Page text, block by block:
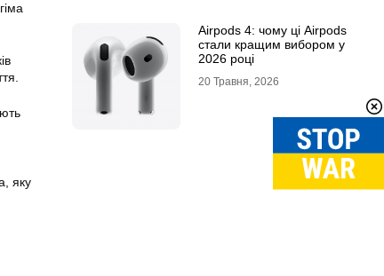
яку
Airpods 4: чому ці Airpods
стали кращим вибором у
2026 році
20 Травня, 2026